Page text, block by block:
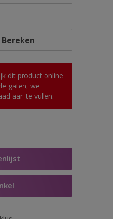
Bereken
dit product online
gaten, we
aan te vullen.